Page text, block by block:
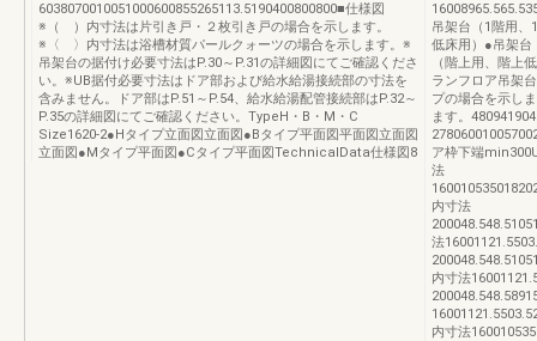
6038070010051000600855265113.5190400800800■仕様図
※（ ）内寸法は片引き戸・２枚引き戸の場合を示します。
※〈 〉内寸法は浴槽材質パールクォーツの場合を示します。※
吊架台の据付け必要寸法はP.30～P.31の詳細図にてご確認くださ
い。※UB据付必要寸法はドア部および給水給湯接続部の寸法を
含みません。ドア部はP.51～P.54、給水給湯配管接続部はP.32～
P.35の詳細図にてご確認ください。TypeH・B・M・C
Size1620-2●Hタイプ立面図立面図●Bタイプ平面図平面図立面図
立面図●Mタイプ平面図●Cタイプ平面図TechnicalData仕様図8
吊架台（1階用、
低床用）●吊架台
（階上用、階上
ランフロア吊架
プの場合を示し
ます。
ア枠下端
法
内寸法
法
内寸法
内寸法